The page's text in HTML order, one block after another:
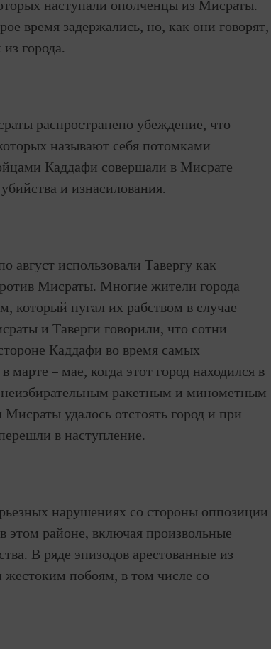
наступали ополченцы из Мисраты.
время задержались, но, как они говорят,
города.
распространено убеждение, что
называют себя потомками
Каддафи совершали в Мисрате
и изнасилования.
использовали Тавергу как
Мисраты. Многие жители города
который пугал их рабством в случае
и Таверги говорили, что сотни
Каддафи во время самых
– мае, когда этот город находился в
неизбирательным ракетным и минометным
удалось отстоять город и при
в наступление.
нарушениях со стороны оппозиции
этом районе, включая произвольные
В ряде эпизодов арестованные из
жестоким побоям, в том числе со